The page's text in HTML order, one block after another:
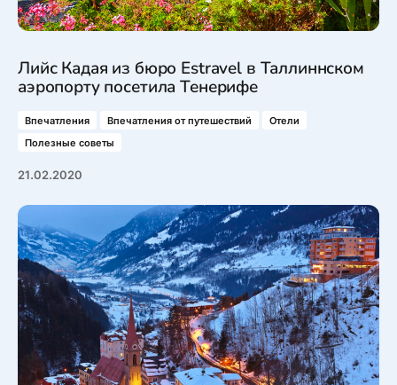
Лийс Кадая из бюро Estravel в Таллиннском
аэропорту посетила Тенерифе
Впечатления Впечатления от путешествий
Отели
Полезные советы
21.02.2020